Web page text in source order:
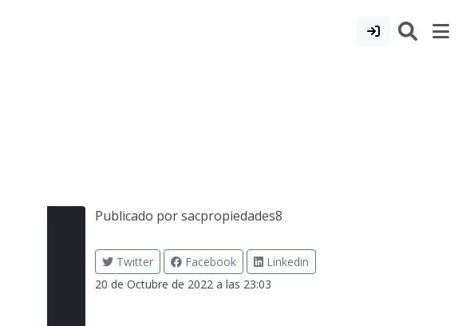
Publicado porsacpropiedades8
Twitter Facebook
Linkedin
20 de Octubre de 2022 a las 23:03